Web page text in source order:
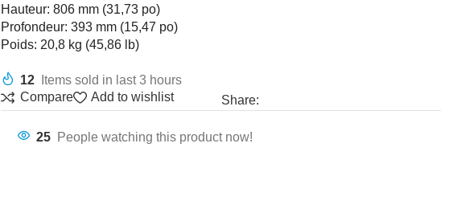
Hauteur: 806 mm (31,73 po)
Profondeur: 393 mm (15,47 po)
Poids: 20,8 kg (45,86 lb)
12
Items sold in last 3 hours
Compare
Add to wishlist Share:
25 People watching this product now!